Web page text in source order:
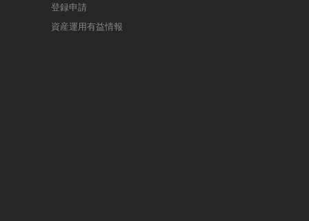
登録申請
資産運用有益情報